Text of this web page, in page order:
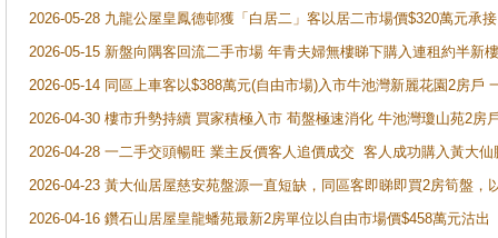
2026-05-28 九龍公屋皇鳳德邨獲「白居二」客以居二市場價$320萬元承接
2026-05-15 新盤向隅客回流二手市場 年青夫婦無樓睇下購入連租約半新
2026-05-14 同區上車客以$388萬元(自由市場)入市牛池灣新麗花園2房戶
2026-04-30 樓市升勢持續 買家積極入市 荀盤極速消化 牛池灣瓊山苑2房
2026-04-28 一二手交頭暢旺 業主反價客人追價成交 客人成功購入黃大
2026-04-23 黃大仙居屋慈安苑盤源一直短缺，同區客即睇即買2房筍盤，
2026-04-16 鑽石山居屋皇龍蟠苑最新2房單位以自由市場價$458萬元沽出